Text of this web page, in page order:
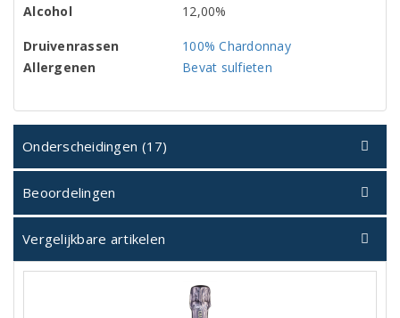
Alcohol
12,00%
Druivenrassen
100% Chardonnay
Allergenen
Bevat sulfieten
Onderscheidingen (17)
Beoordelingen
Vergelijkbare artikelen